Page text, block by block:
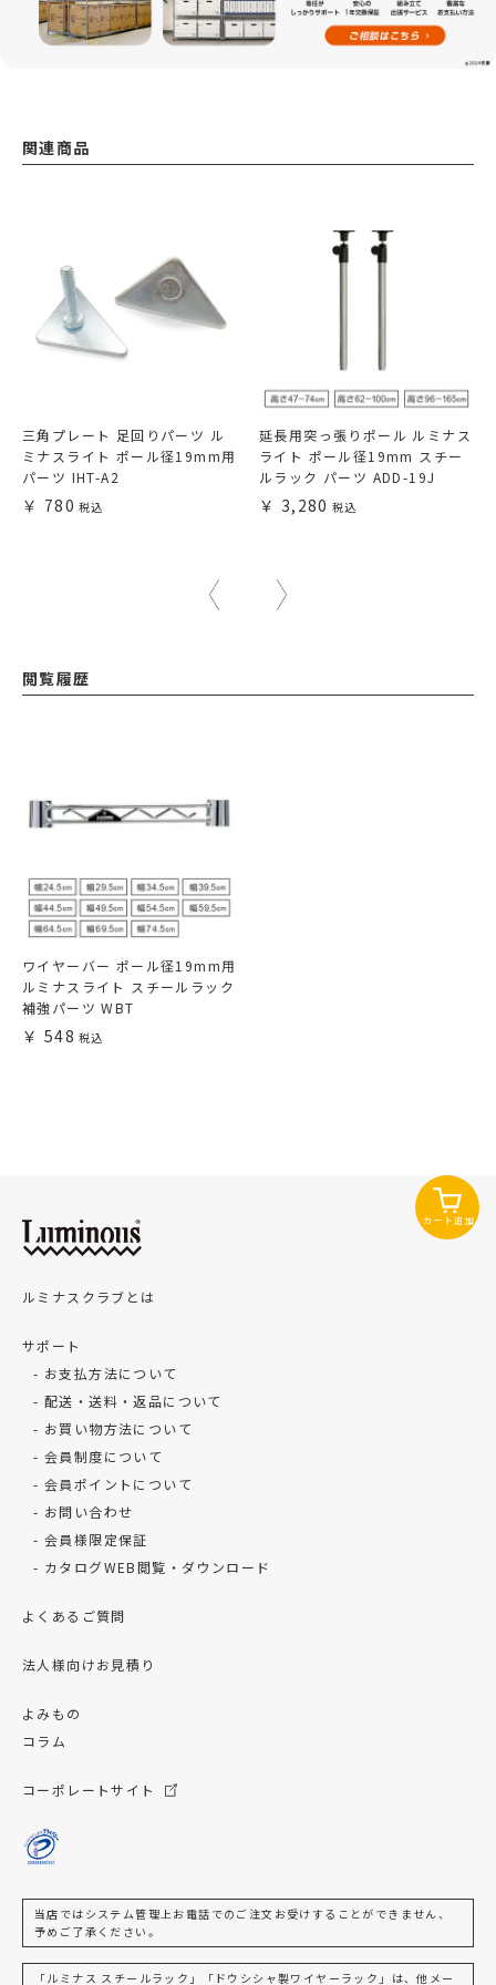
関連商品
三角プレート 足回りパーツ ル
ミナスライト ポール径19mm用
パーツ IHT-A2
780
延長用突っ張りポール ルミナス
ライト ポール径19mm スチー
ルラック パーツ ADD-19J
3,280
閲覧履歴
ワイヤーバー ポール径19mm用
ルミナスライト スチールラック
補強パーツ WBT
548
カート追加
ルミナスクラブとは
サポート
お支払方法について
配送・送料・返品について
お買い物方法について
会員制度について
会員ポイントについて
お問い合わせ
会員様限定保証
カタログWEB閲覧・ダウンロード
よくあるご質問
法人様向けお見積り
よみもの
コラム
コーポレートサイト
当店ではシステム管理上お電話でのご注文お受けすることができません、
予めご了承ください。
「ルミナス スチールラック」「ドウシシャ製ワイヤーラック」は、他メー